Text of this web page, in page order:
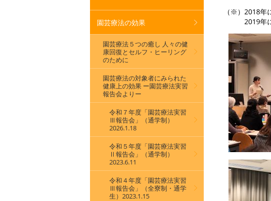
（※）2018年
2019年に入
園芸療法の効果
園芸療法５つの癒し 人々の健
康回復とセルフ・ヒーリング
のために
園芸療法の対象者にみられた
健康上の効果 ー園芸療法実習
報告会よりー
令和７年度「園芸療法実習
Ⅲ報告会」（通学制）
2026.1.18
令和５年度「園芸療法実習
Ⅱ報告会」（通学制）
2023.6.11
令和４年度「園芸療法実習
Ⅲ報告会」（全寮制・通学
生）2023.1.15